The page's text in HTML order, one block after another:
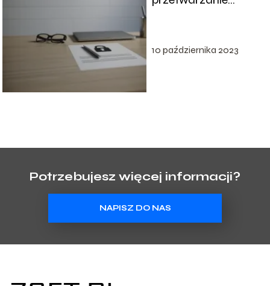
RODO
10 października 2023
Potrzebujesz więcej informacji?
NAPISZ DO NAS